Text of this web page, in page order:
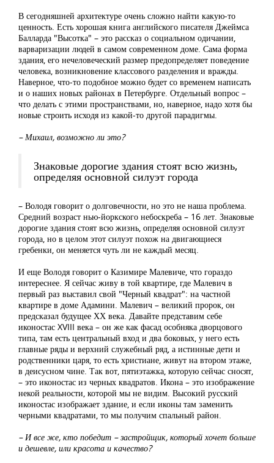
В сегодняшней архитектуре очень сложно найти какую-то
ценность. Есть хорошая книга английского писателя Джеймса
Балларда "Высотка" – это рассказ о социальном одичании,
варваризации людей в самом современном доме. Сама форма
здания, его нечеловеческий размер предопределяет поведение
человека, возникновение классового разделения и вражды.
Наверное, что-то подобное можно будет со временем написать
и о наших новых районах в Петербурге. Отдельный вопрос –
что делать с этими пространствами, но, наверное, надо хотя бы
новые строить исходя из какой-то другой парадигмы.
– Михаил, возможно ли это?
Знаковые дорогие здания стоят всю жизнь,
определяя основной силуэт города
– Володя говорит о долговечности, но это не наша проблема.
Средний возраст нью-йоркского небоскреба – 16 лет. Знаковые
дорогие здания стоят всю жизнь, определяя основной силуэт
города, но в целом этот силуэт похож на двигающиеся
гребенки, он меняется чуть ли не каждый месяц.
И еще Володя говорит о Казимире Малевиче, что гораздо
интереснее. Я сейчас живу в той квартире, где Малевич в
первый раз выставил свой "Черный квадрат": на частной
квартире в доме Адамини. Малевич – великий пророк, он
предсказал будущее ХХ века. Давайте представим себе
иконостас XVIII века – он же как фасад особняка дворцового
типа, там есть центральный вход и два боковых, у него есть
главные ряды и верхний служебный ряд, а истинные дети и
родственники царя, то есть христиане, живут на втором этаже,
в деисусном чине. Так вот, пятиэтажка, которую сейчас сносят,
– это иконостас из черных квадратов. Икона – это изображение
некой реальности, которой мы не видим. Высокий русский
иконостас изображает здание, и если иконы там заменить
черными квадратами, то мы получим спальный район.
– И все же, кто победит – застройщик, который хочет больше
и дешевле, или красота и качество?